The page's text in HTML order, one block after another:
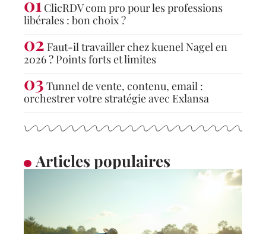
ClicRDV com pro pour les professions
libérales : bon choix ?
Faut-il travailler chez kuenel Nagel en
2026 ? Points forts et limites
Tunnel de vente, contenu, email :
orchestrer votre stratégie avec Exlansa
Articles populaires